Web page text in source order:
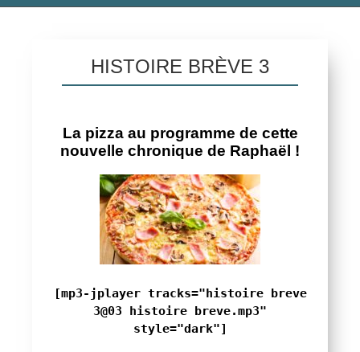
HISTOIRE BRÈVE 3
La pizza au programme de cette
nouvelle chronique de Raphaël !
[mp3-jplayer tracks="histoire breve
3@03 histoire breve.mp3"
style="dark"]